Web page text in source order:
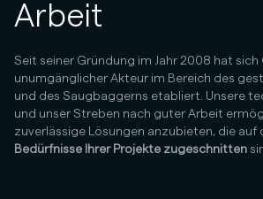
Arbeit
Seit seiner Gründung im Jahr 2008 hat sich
unumgänglicher Akteur im Bereich des
und des Saugbaggerns etabliert. Unsere
und unser Streben nach guter Arbeit
zuverlässige Lösungen anzubieten, die auf
Bedürfnisse Ihrer Projekte zugeschnitten